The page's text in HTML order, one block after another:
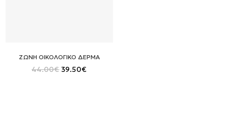
ΖΩΝΗ ΟΙΚΟΛΟΓΙΚΟ ΔΕΡΜΑ
44.00€ Original
price
39.50€
τρέχουσα